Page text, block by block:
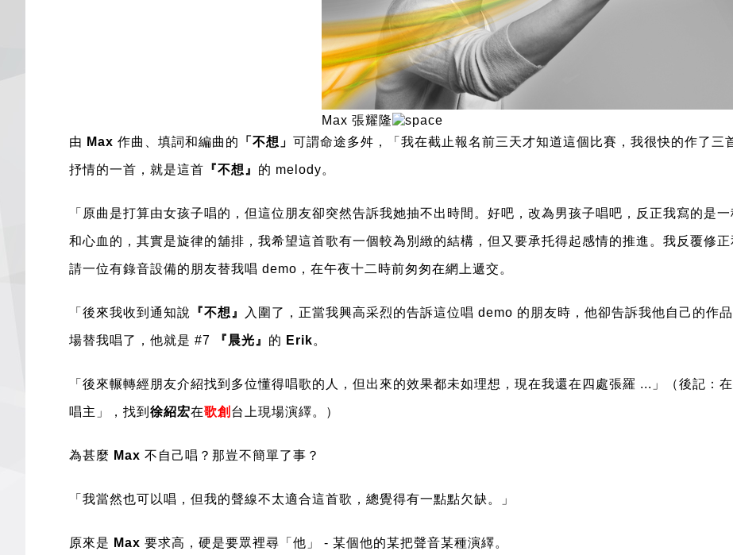
Max 張耀隆
由 Max 作曲、填詞和編曲的 「不想」 可謂命途多舛，「我在截止報名前三天才知道這個比賽，我很快的作了
抒情的一首，就是這首 『不想』 的 melody。
「原曲是打算由女孩子唱的，但這位朋友卻突然告訴我她抽不出時間。好吧，改為男孩子唱吧，反正我寫的是
和心血的，其實是旋律的舖排，我希望這首歌有一個較為別緻的結構，但又要承托得起感情的推進。我反覆修
請一位有錄音設備的朋友替我唱 demo，在午夜十二時前匆匆在網上遞交。
「後來我收到通知說 『不想』 入圍了，正當我興高采烈的告訴這位唱 demo 的朋友時，他卻告訴我他自己的作
場替我唱了，他就是 #7 『晨光』 的 Erik。
「後來輾轉經朋友介紹找到多位懂得唱歌的人，但出來的效果都未如理想，現在我還在四處張羅 ...」（後記：
唱主」，找到 徐紹宏在歌創 台上現場演繹。）
為甚麼 Max 不自己唱？那豈不簡單了事？
「我當然也可以唱，但我的聲線不太適合這首歌，總覺得有一點點欠缺。」
原來是 Max 要求高，硬是要眾裡尋「他」 - 某個他的某把聲音某種演繹。